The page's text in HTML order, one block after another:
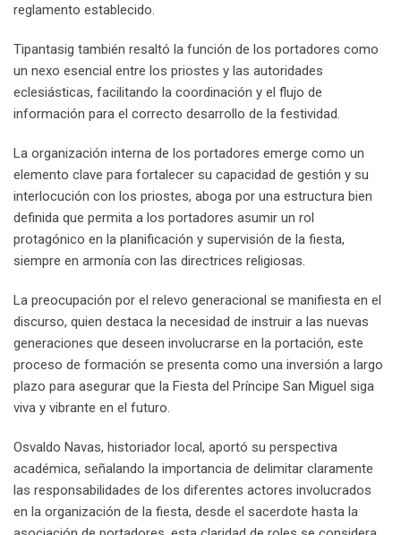
reglamento establecido.
Tipantasig también resaltó la función de los portadores como
un nexo esencial entre los priostes y las autoridades
eclesiásticas, facilitando la coordinación y el flujo de
información para el correcto desarrollo de la festividad.
La organización interna de los portadores emerge como un
elemento clave para fortalecer su capacidad de gestión y su
interlocución con los priostes, aboga por una estructura bien
definida que permita a los portadores asumir un rol
protagónico en la planificación y supervisión de la fiesta,
siempre en armonía con las directrices religiosas.
La preocupación por el relevo generacional se manifiesta en el
discurso, quien destaca la necesidad de instruir a las nuevas
generaciones que deseen involucrarse en la portación, este
proceso de formación se presenta como una inversión a largo
plazo para asegurar que la Fiesta del Príncipe San Miguel siga
viva y vibrante en el futuro.
Osvaldo Navas, historiador local, aportó su perspectiva
académica, señalando la importancia de delimitar claramente
las responsabilidades de los diferentes actores involucrados
en la organización de la fiesta, desde el sacerdote hasta la